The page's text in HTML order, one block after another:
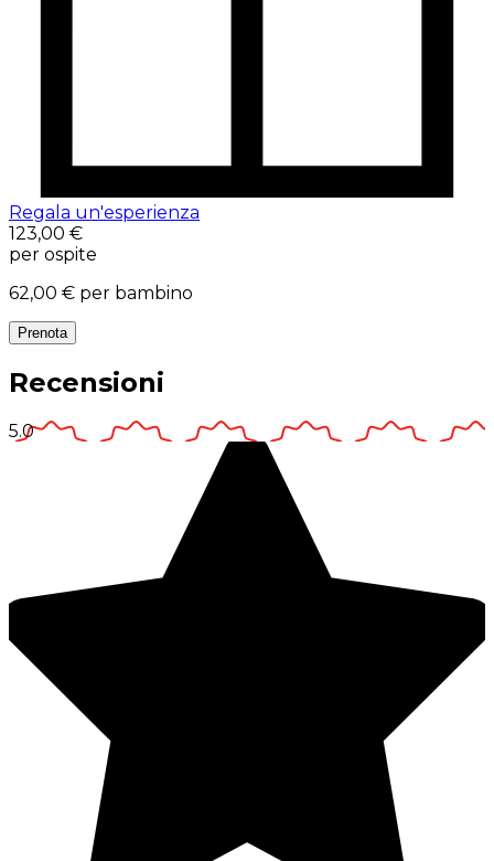
Regala un'esperienza
123,00 €
per ospite
62,00 € per bambino
Prenota
Recensioni
5.0